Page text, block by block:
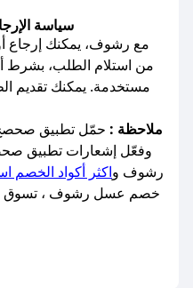
من استلام الطلب، بشرط
مستخدمة. يمكنك تقديم
ملاحظة : حمّل تطبيق صحصح
وفعّل إشعارات تطبيق
رشوف واكثر أكواد الخصم
خصم عسل رشوف ، تسوق